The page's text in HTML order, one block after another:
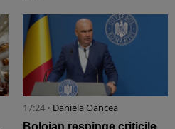
17:24 • Daniela Oancea
Bolojan respinge criticile